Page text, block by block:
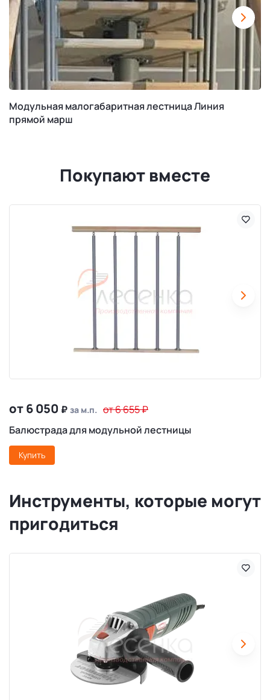
Модульная малогабаритная лестница Линия
прямой марш
Покупают вместе
от 6 050 ₽ за м.п. от 6 655₽
Балюстрада для модульной лестницы
Купить
Инструменты, которые могут
пригодиться